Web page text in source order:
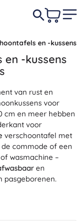
en -kussens
en -kussens
van rust en
voor
cm en meer hebben
voor
verschoontafel met
commode of een
wasmachine –
en
pasgeborenen.